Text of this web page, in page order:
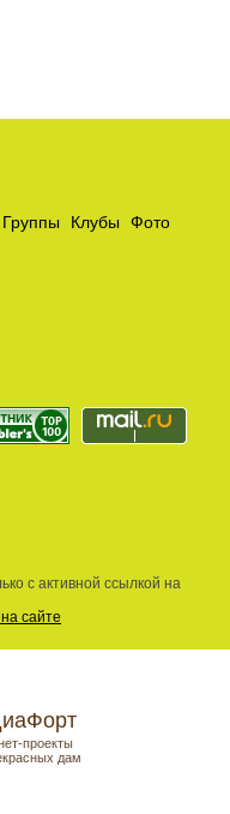
Группы Клубы
Фото
с активной ссылкой на
сайте
проекты
дам